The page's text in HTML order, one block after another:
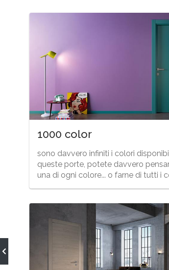
1000 color
sono davvero infiniti i colori
queste porte, potete davvero
una di ogni colore... o farne di tutti i